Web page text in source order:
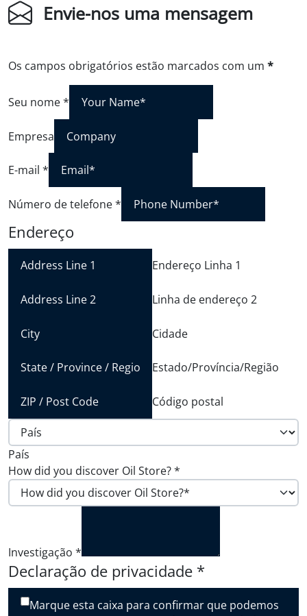
Envie-nos uma mensagem
Os campos obrigatórios estão marcados com um *
Seu nome*
Empresa
E-mail *
Número de telefone*
Endereço
Endereço Linha 1
Linha de endereço 2
Cidade
Estado/Província/Região
Código postal
País
How did you discover Oil Store?*
Investigação *
Declaração de privacidade *
Marque esta caixa para confirmar que podemos